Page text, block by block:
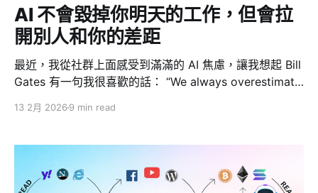
所以我的預判是：軟體業會極度退縮，退縮到最後變成提
供資料的基礎設施。每一
AI 不會毀掉你明天的工作，但會拉
開別人和你的差距
最近，我從社群上面感受到滿滿的 AI 焦慮，讓我想起 Bill
Gates 有一句我很喜歡的話： “We always overestimate
underestimate the change that will occur in the next
年我寫 AI 長文心得的時候，大家被 ChatGPT、GPT-4、
Midjourney 震撼到，問的是「Google
13 2月 2026 9 min read